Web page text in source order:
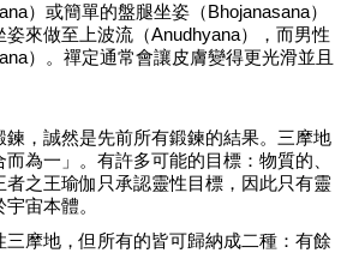
）或簡單的盤腿坐姿（Bhojanasana）
來做至上波流（Anudhyana），而男性
）。禪定通常會讓皮膚變得更光滑並且
鍊，誠然是先前所有鍛鍊的結果。三摩地
為一」。有許多可能的目標：物質的、
之王瑜伽只承認靈性目標，因此只有靈
宙本體。
摩地，但所有的皆可歸納成二種：有餘